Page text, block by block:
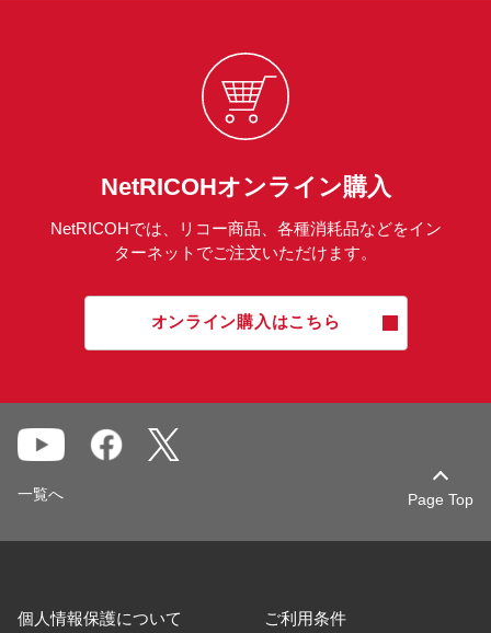
NetRICOHオンライン購入
NetRICOHでは、リコー商品、各種消耗品などをイン
ターネットでご注文いただけます。
オンライン購入はこちら
Page Top
一覧へ
個人情報保護について ご利用条件